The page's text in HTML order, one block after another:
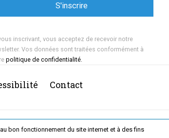
bon fonctionnement du site internet et à des fins
inscrivant, vous acceptez de recevoir notre
Vos données sont traitées conformément à
politique de confidentialité.
Contact